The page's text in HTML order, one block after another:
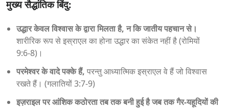
मुख्य सैद्धांतिक बिंदु:
उद्धार केवल विश्वास के द्वारा मिलता है, न कि जातीय पहचान से।
शारीरिक रूप से इस्राएल का होना उद्धार का संकेत नहीं है (रोमियों
9:6‑8)।
परमेश्वर के वादे पक्के हैं, परन्तु आध्यात्मिक इस्राएल वे हैं जो विश्वास
रखते हैं। (गलातियों 3:7‑9)
इज़राइल पर आंशिक कठोरता तब तक बनी हुई है जब तक गैर‑यहूदियों की